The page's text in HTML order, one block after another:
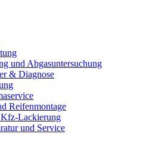
und Abgasuntersuchung
& Diagnose
Reifenmontage
Lackierung
und Service